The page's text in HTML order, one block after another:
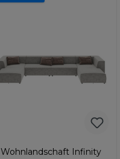
Wohnlandschaft Infinity